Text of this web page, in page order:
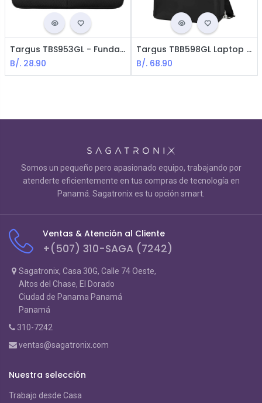
Targus TBS953GL - Funda Élite para Notebook / 14" / Negro
B/. 28.90
Targus TBB598GL Laptop Backpack / 15.6" / Negro
B/. 68.90
Somos un pequeño pero apasionado equipo, trabajando por
atenderte eficientemente en tus compras de tecnología en
Panamá. Sagatronix es tu opción smart.
Ventas & Atención al Cliente
+(507) 310-SAGA (7242)
Sagatronix, Casa 30G, Calle 74 Oeste,
Altos del Chase, El Dorado
Ciudad de Panama Panamá
Panamá
310-7242
ventas@sagatronix.com
Nuestra selección
Trabajo desde Casa